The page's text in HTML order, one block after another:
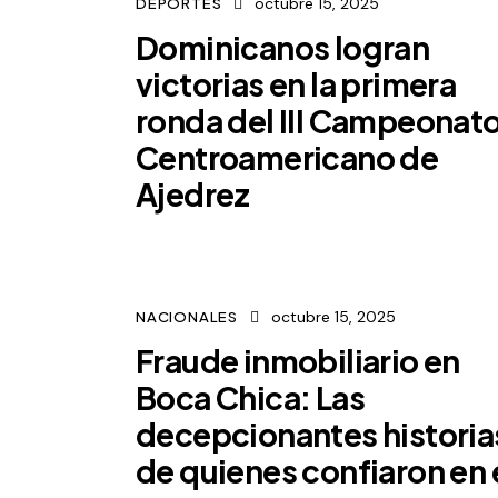
Dominicanos logran
victorias en la primera
ronda del III
Centroamericano de
Ajedrez
NACIONALES octubre 15, 2025
Fraude inmobiliario en
Boca Chica: Las
decepcionantes
de quienes confiaron en